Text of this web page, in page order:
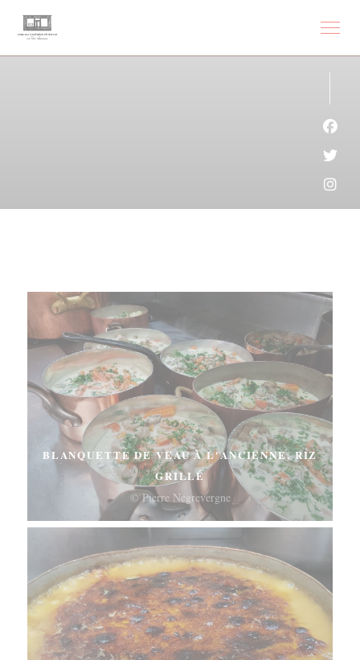
BLANQUETTE DE VEAU À L'ANCIENNE, RIZ
GRILLÉ
© Pierre Négrevergne